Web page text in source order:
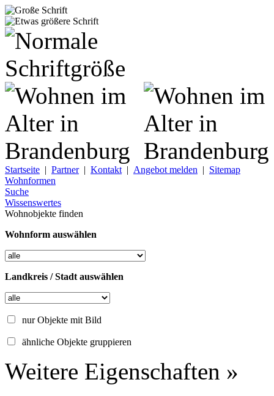
Startseite | Partner| Kontakt | Angebot melden | Sitemap
Wohnformen
Suche
Wissenswertes
Wohnobjekte finden
Wohnform auswählen
Landkreis / Stadt auswählen
nur Objekte mit Bild
ähnliche Objekte gruppieren
Weitere Eigenschaften »